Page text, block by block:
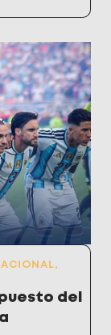
,
del